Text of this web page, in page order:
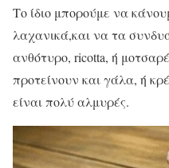
Το ίδιο μπορούμε να
λαχανικά,και να τα
ανθότυρο, ricotta, ή
προτείνουν και γάλα, ή
είναι πολύ αλμυρές.